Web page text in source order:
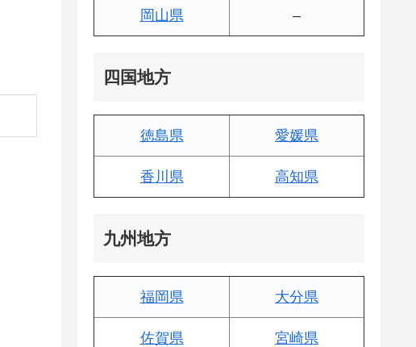
岡山県 –
四国地方
徳島県 愛媛県
香川県 高知県
九州地方
福岡県 大分県
佐賀県 宮崎県